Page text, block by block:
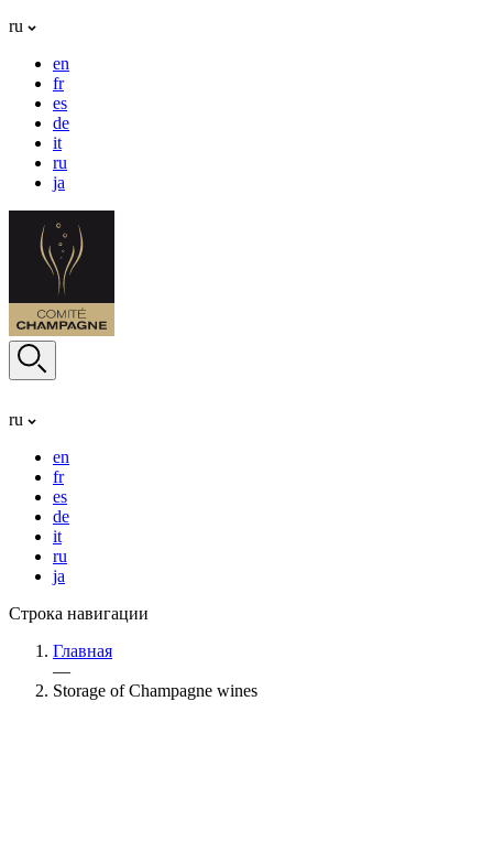
ru
en
fr
es
de
it
ru
ja
ru
en
fr
es
de
it
ru
ja
Строка навигации
Главная
—
Storage of Champagne wines